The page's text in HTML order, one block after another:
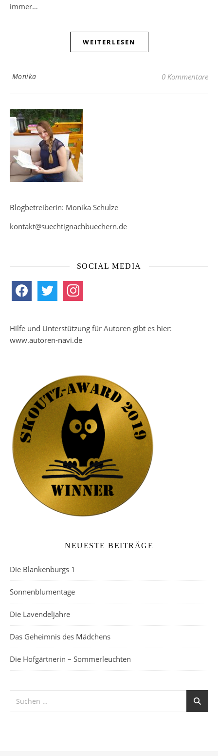
immer…
WEITERLESEN
Monika 0 Kommentare
Blogbetreiberin: Monika Schulze
kontakt@suechtignachbuechern.de
SOCIAL MEDIA
facebook twitter instagram
Hilfe und Unterstützung für Autoren gibt es hier:
www.autoren-navi.de
NEUESTE BEITRÄGE
Die Blankenburgs 1
Sonnenblumentage
Die Lavendeljahre
Das Geheimnis des Mädchens
Die Hofgärtnerin – Sommerleuchten